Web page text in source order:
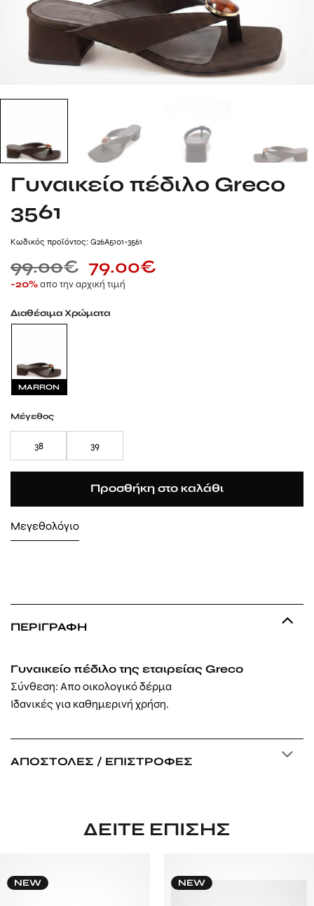
Γυναικείo πέδιλο Greco
3561
Kωδικός προϊόντος: G26A5101-3561
99.00€ 79.00€
-20%απο την αρχική τιμή
Διαθέσιμα Χρώματα
MARRON
Μέγεθος
38 39
Προσθήκη στο καλάθι
Μεγεθολόγιο
ΠΕΡΙΓΡΑΦΉ
Γυναικείo πέδιλο της εταιρείας Greco
Σύνθεση: Απο οικολογικό δέρμα
Ιδανικές για καθημερινή χρήση.
ΑΠΟΣΤΟΛΈΣ / ΕΠΙΣΤΡΟΦΈΣ
ΔΕΊΤΕ ΕΠΊΣΗΣ
NEW NEW